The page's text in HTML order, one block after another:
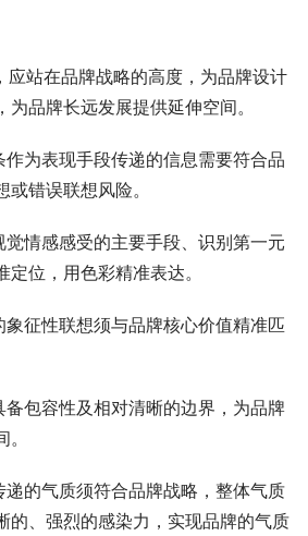
应站在品牌战略的高度，为品牌设计
为品牌长远发展提供延伸空间。
为表现手段传递的信息需要符合品
或错误联想风险。
情感感受的主要手段、识别第一元
定位，用色彩精准表达。
征性联想须与品牌核心价值精准匹
包容性及相对清晰的边界，为品牌
。
的气质须符合品牌战略，整体气质
的、强烈的感染力，实现品牌的气质